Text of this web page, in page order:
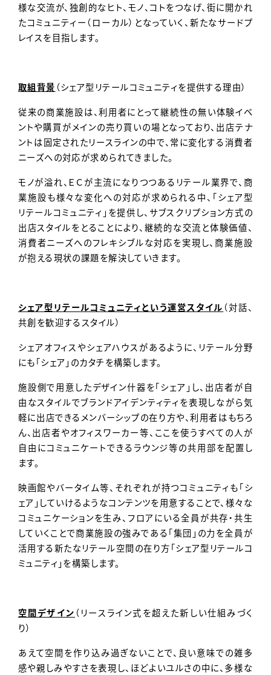
様な交流が、独創的なヒト、モノ、コトをつなげ、街に開かれ
たコミュニティー（ローカル）となっていく、新たなサードプ
レイスを目指します。
取組背景 （シェア型リテールコミュニティを提供する理由）
従来の商業施設は、利用者にとって継続性の無い体験イベ
ントや購買がメインの売り買いの場となっており、出店テナ
ントは固定されたリースラインの中で、常に変化する消費者
ニーズへの対応が求められてきました。
モノが溢れ、ＥＣが主流になりつつあるリテール業界で、商
業施設も様々な変化への対応が求められる中、「シェア型
リテールコミュニティ」を提供し、サブスクリプション方式の
出店スタイルをとることにより、継続的な交流と体験価値、
消費者ニーズへのフレキシブルな対応を実現し、商業施設
が抱える現状の課題を解決していきます。
シェア型リテールコミュニティという運営スタイル （対話、
共創を歓迎するスタイル）
シェアオフィスやシェアハウスがあるように、リテール分野
にも「シェア」のカタチを構築します。
施設側で用意したデザイン什器を「シェア」し、出店者が自
由なスタイルでブランドアイデンティティを表現しながら気
軽に出店できるメンバーシップの在り方や、利用者はもちろ
ん、出店者やオフィスワーカー等、ここを使うすべての人が
自由にコミュニケートできるラウンジ等の共用部を配置し
ます。
映画館やバータイム等、それぞれが持つコミュニティも「シ
ェア」していけるようなコンテンツを用意することで、様々な
コミュニケーションを生み、フロアにいる全員が共存・共生
していくことで商業施設の強みである「集団」の力を全員が
活用する新たなリテール空間の在り方「シェア型リテールコ
ミュニティ」を構築します。
空間デザイン （リースライン式を超えた新しい仕組みづく
り）
あえて空間を作り込み過ぎないことで、良い意味での雑多
感や親しみやすさを表現し、ほどよいユルさの中に、多様な